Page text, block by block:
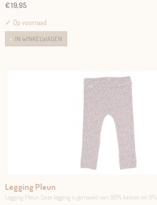
€ 19,95
✓ Op voorraad
IN WINKELWAGEN
Legging Pleun
Legging Pleun Deze legging is gemaakt van 95% katoen en 5%…